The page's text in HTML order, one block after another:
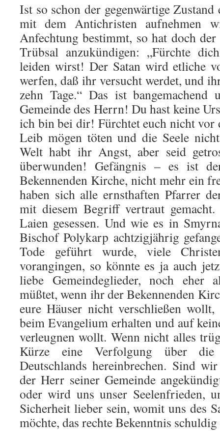
Ist so schon der gegenwärtige Zustand
mit dem Antichristen aufnehmen
Anfechtung bestimmt, so hat doch
Trübsal anzukündigen: „Fürchte
leiden wirst! Der Satan wird etliche
werfen, daß ihr versucht werdet, und
zehn Tage.“ Das ist bangemachend
Gemeinde des Herrn! Du hast keine
ich bin bei dir! Fürchtet euch nicht vor
Leib mögen töten und die Seele
Welt habt ihr Angst, aber seid
überwunden! Gefängnis – es ist
Bekennenden Kirche, nicht mehr ein
haben sich alle ernsthaften Pfarrer
mit diesem Begriff vertraut gemacht.
Laien gesessen. Und wie es in
Bischof Polykarp achtzigjährig
Tode geführt wurde, viele
vorangingen, so könnte es ja auch
liebe Gemeindeglieder, noch eher
müßtet, wenn ihr der Bekennenden
eure Häuser nicht verschließen
beim Evangelium erhalten und auf
verleugnen wollt. Wenn nicht alles
Kürze eine Verfolgung über die
Deutschlands hereinbrechen. Sind
der Herr seiner Gemeinde
oder wird uns unser Seelenfrieden,
Sicherheit lieber sein, womit uns des
möchte, das rechte Bekenntnis